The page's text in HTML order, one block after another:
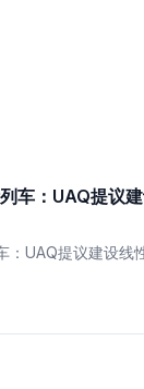
车：UAQ提议
：UAQ提议建设线